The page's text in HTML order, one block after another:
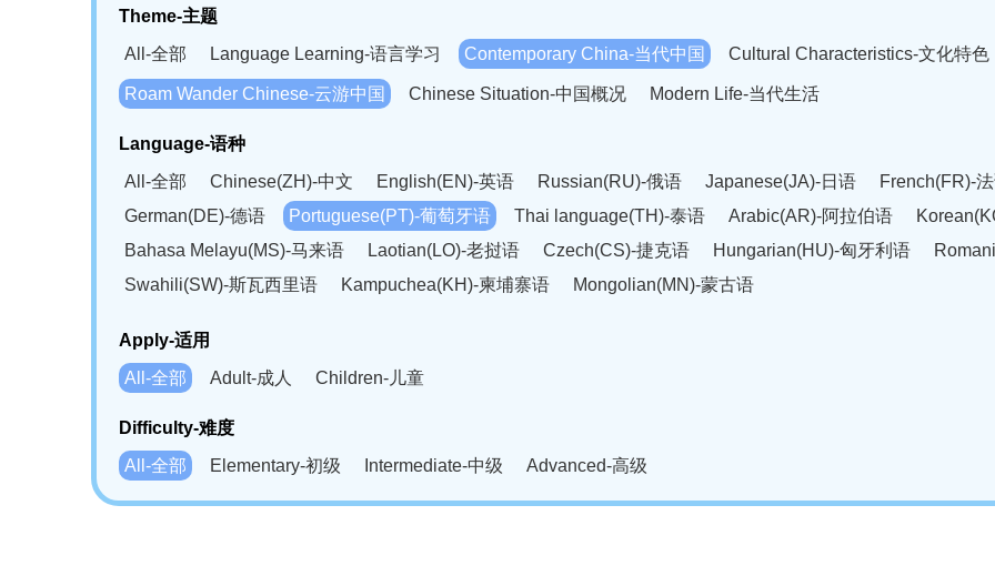
Theme-主题
All-全部
Language Learning-语言学习 Contemporary China-当代中国 Cultural Characteristics-文化特色
Roam Wander Chinese-云游中国 Chinese Situation-中国概况 Modern Life-当代生活
Language-语种
All-全部
Chinese(ZH)-中文 English(EN)-英语 Russian(RU)-俄语 Japanese(JA)-日语 French(FR)-
German(DE)-德语
Portuguese(PT)-葡萄牙语 Thai language(TH)-泰语 Arabic(AR)-阿拉伯语
Bahasa Melayu(MS)-马来语
Laotian(LO)-老挝语 Czech(CS)-捷克语 Hungarian(HU)-匈牙利语
Swahili(SW)-斯瓦西里语
Kampuchea(KH)-柬埔寨语 Mongolian(MN)-蒙古语
Apply-适用
All-全部
Adult-成人 Children-儿童
Difficulty-难度
All-全部
Elementary-初级 Intermediate-中级 Advanced-高级